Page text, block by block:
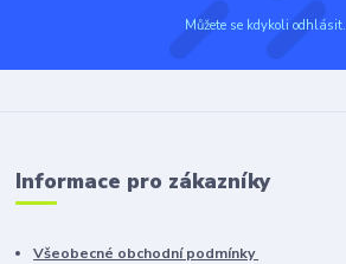
Můžete se kdykoli odhlásit.
Informace pro zákazníky
Všeobecné obchodní podmínky